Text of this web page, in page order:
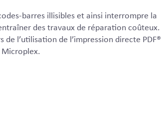
barres illisibles et ainsi interrompre la
des travaux de réparation coûteux.
de l’utilisation de l’impression directe PDF®